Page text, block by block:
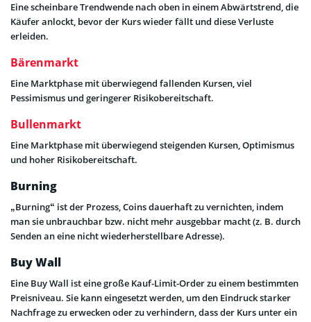
Eine scheinbare Trendwende nach oben in einem Abwärtstrend, die
Käufer anlockt, bevor der Kurs wieder fällt und diese Verluste
erleiden.
Bärenmarkt
Eine Marktphase mit überwiegend fallenden Kursen, viel
Pessimismus und geringerer Risikobereitschaft.
Bullenmarkt
Eine Marktphase mit überwiegend steigenden Kursen, Optimismus
und hoher Risikobereitschaft.
Burning
„Burning“ ist der Prozess, Coins dauerhaft zu vernichten, indem
man sie unbrauchbar bzw. nicht mehr ausgebbar macht (z. B. durch
Senden an eine nicht wiederherstellbare Adresse).
Buy Wall
Eine Buy Wall ist eine große Kauf-Limit-Order zu einem bestimmten
Preisniveau. Sie kann eingesetzt werden, um den Eindruck starker
Nachfrage zu erwecken oder zu verhindern, dass der Kurs unter ein